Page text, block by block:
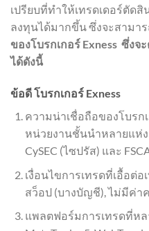
เปรียบที่ทำให้เทรดเดอร์ตัดสิ
ลงทุนได้มากขึ้น ซึ่งจะสามา
ของโบรกเกอร์ Exness ซึ่งจ
ได้ดังนี้
ข้อดี โบรกเกอร์ Exness
ความน่าเชื่อถือของโบรก
หน่วยงานชั้นนำหลายแห่ง
CySEC (ไซปรัส) และ
เงื่อนไขการเทรดที่เอื้อต่อ
สว็อป (บางบัญชี), ไม่มีค่
แพลตฟอร์มการเทรดที่หล